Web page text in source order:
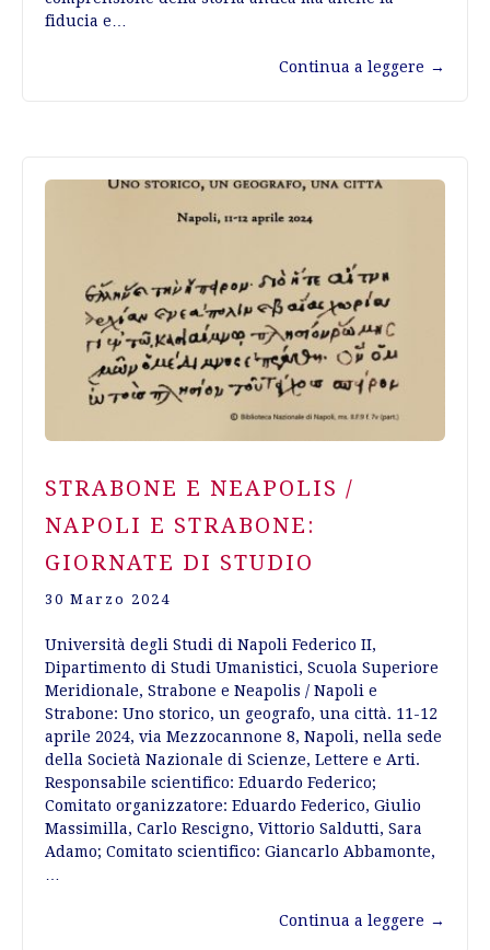
fiducia e…
Continua a leggere →
STRABONE E NEAPOLIS /
NAPOLI E STRABONE:
GIORNATE DI STUDIO
30 Marzo 2024
Università degli Studi di Napoli Federico II,
Dipartimento di Studi Umanistici, Scuola Superiore
Meridionale, Strabone e Neapolis / Napoli e
Strabone: Uno storico, un geografo, una città. 11-12
aprile 2024, via Mezzocannone 8, Napoli, nella sede
della Società Nazionale di Scienze, Lettere e Arti.
Responsabile scientifico: Eduardo Federico;
Comitato organizzatore: Eduardo Federico, Giulio
Massimilla, Carlo Rescigno, Vittorio Saldutti, Sara
Adamo; Comitato scientifico: Giancarlo Abbamonte,
Continua a leggere →